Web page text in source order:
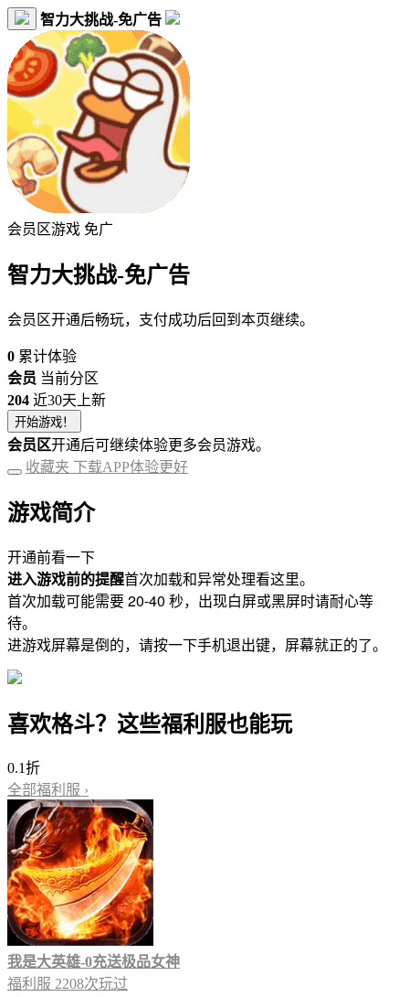
智力大挑战-免广告
会员区游戏 免广
智力大挑战-免广告
会员区开通后畅玩，支付成功后回到本页继续。
0 累计体验
会员 当前分区
204 近30天上新
开始游戏！
会员区开通后可继续体验更多会员游戏。
收藏夹 下载APP体验更好
游戏简介
开通前看一下
进入游戏前的提醒首次加载和异常处理看这里。
首次加载可能需要 20-40 秒，出现白屏或黑屏时请耐心等
待。
进游戏屏幕是倒的，请按一下手机退出键，屏幕就正的了。
喜欢格斗？这些福利服也能玩
0.1折
全部福利服 ›
我是大英雄-0充送极品女神
福利服 2208次玩过